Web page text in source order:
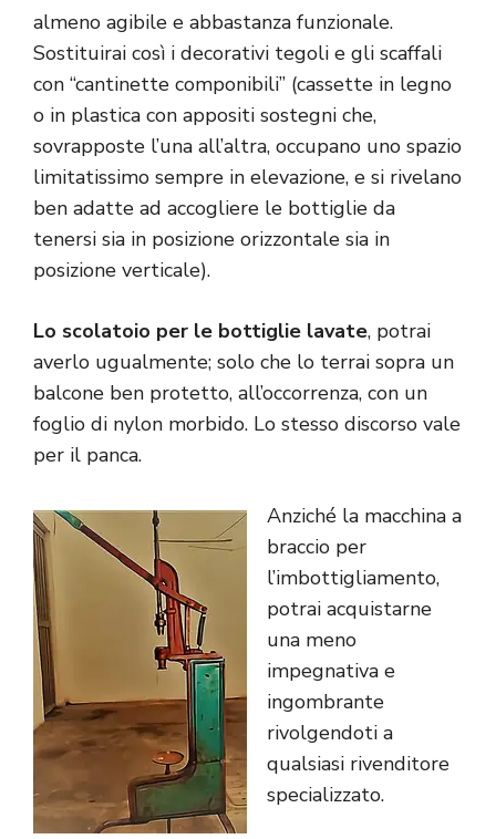
almeno agibile e abbastanza funzionale.
Sostituirai così i decorativi tegoli e gli scaffali
con “cantinette componibili” (cassette in legno
o in plastica con appositi sostegni che,
sovrapposte l’una all’altra, occupano uno spazio
limitatissimo sempre in elevazione, e si rivelano
ben adatte ad accogliere le bottiglie da
tenersi sia in posizione orizzontale sia in
posizione verticale).
Lo scolatoio per le bottiglie lavate, potrai
averlo ugualmente; solo che lo terrai sopra un
balcone ben protetto, all’occorrenza, con un
foglio di nylon morbido. Lo stesso discorso vale
per il panca.
Anziché la macchina a
braccio per
l’imbottigliamento,
potrai acquistarne
una meno
impegnativa e
ingombrante
rivolgendoti a
qualsiasi rivenditore
specializzato.